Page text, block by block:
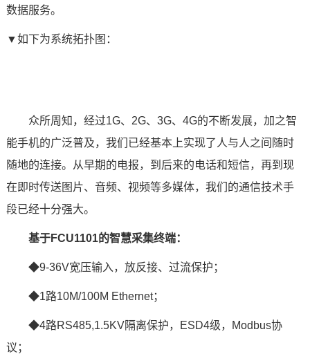
数据服务。
▼如下为系统拓扑图：
众所周知，经过1G、2G、3G、4G的不断发展，加之智
能手机的广泛普及，我们已经基本上实现了人与人之间随时
随地的连接。从早期的电报，到后来的电话和短信，再到现
在即时传送图片、音频、视频等多媒体，我们的通信技术手
段已经十分强大。
基于FCU1101的智慧采集终端：
◆9-36V宽压输入，放反接、过流保护；
◆1路10M/100M Ethernet；
◆4路RS485,1.5KV隔离保护， ESD4级，Modbus协
议；